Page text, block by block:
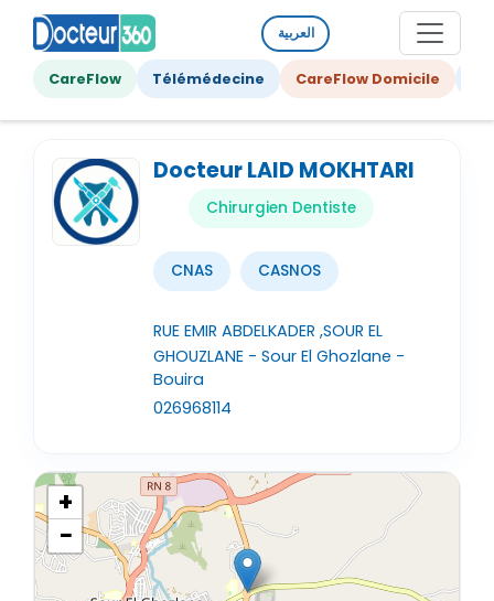
العربية
CareFlow Télémédecine CareFlow Domicile
Docteur LAID MOKHTARI
Chirurgien Dentiste
CNAS CASNOS
RUE EMIR ABDELKADER ,SOUR EL
GHOUZLANE - Sour El Ghozlane -
Bouira
026968114
+
−